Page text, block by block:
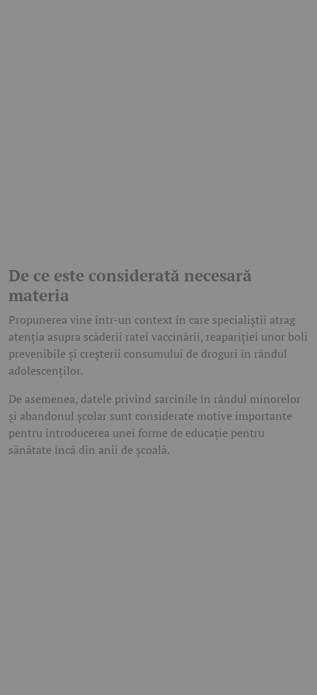
De ce este considerată necesară
materia
Propunerea vine într-un context în care specialiștii atrag
atenția asupra scăderii ratei vaccinării, reapariției unor boli
prevenibile și creșterii consumului de droguri în rândul
adolescenților.
De asemenea, datele privind sarcinile în rândul minorelor
și abandonul școlar sunt considerate motive importante
pentru introducerea unei forme de educație pentru
sănătate încă din anii de școală.